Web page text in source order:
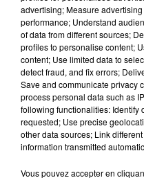
4 juillet 2022
Radio Star Live avec
27 juin 2022
Marseille : une
relation extras et...
27 juin 2022
Le cocholed pour
advertising; Measure
performance; Understand
of data from different sources;
profiles to personalise content;
content; Use limited data to
detect fraud, and fix errors;
Save and communicate privacy
process personal data such as
following functionalities: Identify
requested; Use precise
other data sources; Link
information transmitted
Vous pouvez accepter en